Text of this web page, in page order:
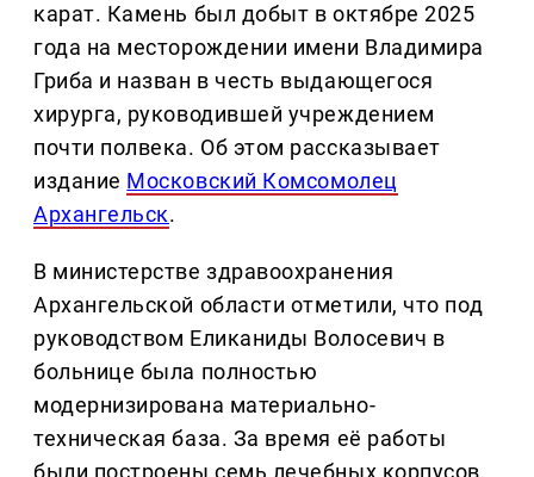
карат. Камень был добыт в октябре 2025
года на месторождении имени Владимира
Гриба и назван в честь выдающегося
хирурга, руководившей учреждением
почти полвека. Об этом рассказывает
издание Московский Комсомолец
Архангельск.
В министерстве здравоохранения
Архангельской области отметили, что под
руководством Еликаниды Волосевич в
больнице была полностью
модернизирована материально-
техническая база. За время её работы
были построены семь лечебных корпусов,